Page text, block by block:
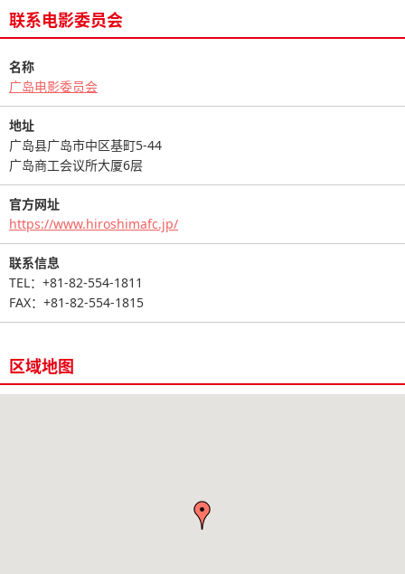
联系电影委员会
名称
广岛电影委员会
地址
广岛县广岛市中区基町5-44
广岛商工会议所大厦6层
官方网址
https://www.hiroshimafc.jp/
联系信息
TEL：+81-82-554-1811
FAX：+81-82-554-1815
区域地图